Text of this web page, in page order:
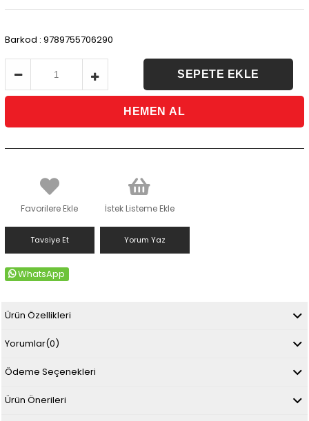
Barkod : 9789755706290
Favorilere Ekle İstek Listeme Ekle
Tavsiye Et Yorum Yaz
WhatsApp
Ürün Özellikleri
Yorumlar(0)
Ödeme Seçenekleri
Ürün Önerileri